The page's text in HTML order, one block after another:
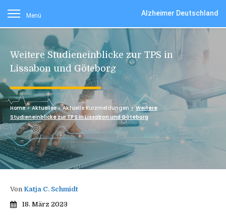
Weitere Studieneinblicke zur TPS in
Lissabon und Göteborg
Home Aktuelles Aktuelle Kurzmeldungen
Weitere
Studieneinblicke zur TPS in Lissabon und Göteborg
Von Katja C. Schmidt
18. März 2023
Menü Alzheimer Deutschland